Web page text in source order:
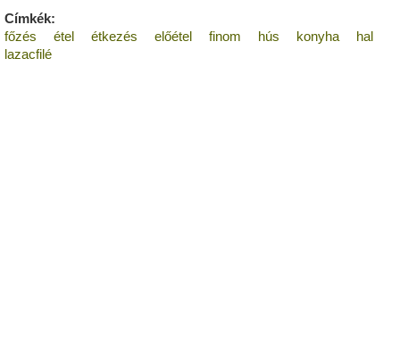
Címkék:
főzés
étel étkezés előétel finom hús konyha
hal
lazacfilé